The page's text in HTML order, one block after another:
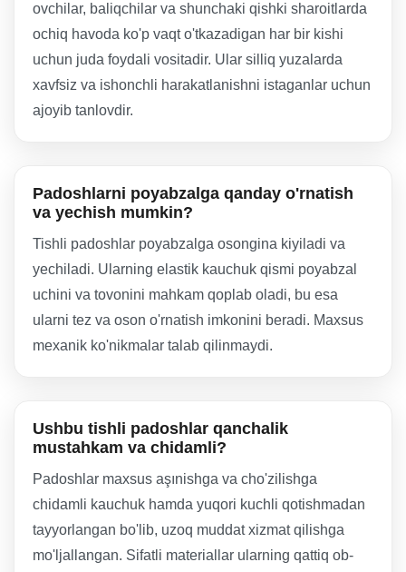
ovchilar, baliqchilar va shunchaki qishki sharoitlarda
ochiq havoda ko'p vaqt o'tkazadigan har bir kishi
uchun juda foydali vositadir. Ular silliq yuzalarda
xavfsiz va ishonchli harakatlanishni istaganlar uchun
ajoyib tanlovdir.
Padoshlarni poyabzalga qanday o'rnatish
va yechish mumkin?
Tishli padoshlar poyabzalga osongina kiyiladi va
yechiladi. Ularning elastik kauchuk qismi poyabzal
uchini va tovonini mahkam qoplab oladi, bu esa
ularni tez va oson o'rnatish imkonini beradi. Maxsus
mexanik ko'nikmalar talab qilinmaydi.
Ushbu tishli padoshlar qanchalik
mustahkam va chidamli?
Padoshlar maxsus aşınishga va cho'zilishga
chidamli kauchuk hamda yuqori kuchli qotishmadan
tayyorlangan bo'lib, uzoq muddat xizmat qilishga
mo'ljallangan. Sifatli materiallar ularning qattiq ob-